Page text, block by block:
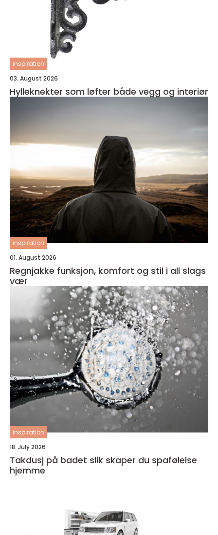
inspiration
03. August 2026
Hylleknekter som løfter både vegg og interiør
inspiration
01. August 2026
Regnjakke funksjon, komfort og stil i all slags
vær
inspiration
18. July 2026
Takdusj på badet slik skaper du spafølelse
hjemme